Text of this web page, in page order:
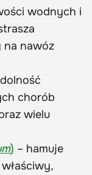
wodnych i
na nawóz
chorób
wielu
) – hamuje